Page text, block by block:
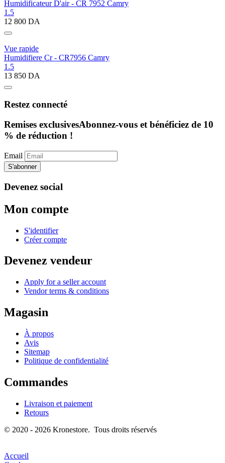
Humidificateur D'air - CR 7952 Camry
1.5
12 800 DA
Vue rapide
Humidifiere Cr - CR7956 Camry
1.5
13 850 DA
Restez connecté
Remises exclusivesAbonnez-vous et bénéficiez de 10
% de réduction !
Email
S'abonner
Devenez social
Mon compte
S'identifier
Créer compte
Devenez vendeur
Apply for a seller account
Vendor terms & conditions
Magasin
À propos
Avis
Sitemap
Politique de confidentialité
Commandes
Livraison et paiement
Retours
© 2020 - 2026 Kronestore. Tous droits réservés
Accueil